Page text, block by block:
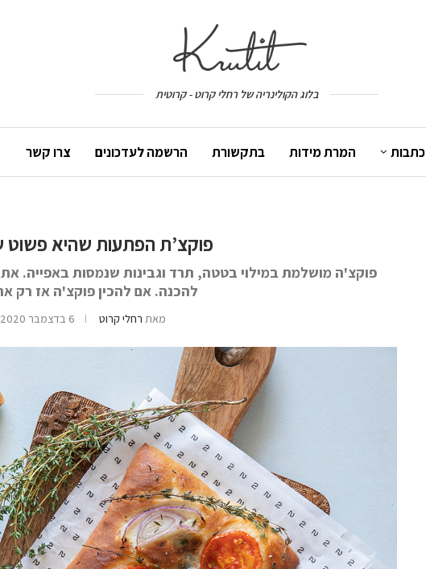
בלוג הקולינריה של רחלי קרוט - קרוטית
כתבות המרת מידות בתקשורת הרשמה לעדכונים צרו קשר
פוקצ’ת הפתעות שהיא פשוט
פוקצ'ה מושלמת במילוי בטטה, תרד וגבינות שנמסות באפייה.
להכנה. אם להכין פוקצ'ה אז רק
מאת רחלי קרוט 6 בדצמבר 2020